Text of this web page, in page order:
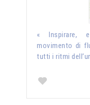
« Inspirare,
movimento di
tutti i ritmi